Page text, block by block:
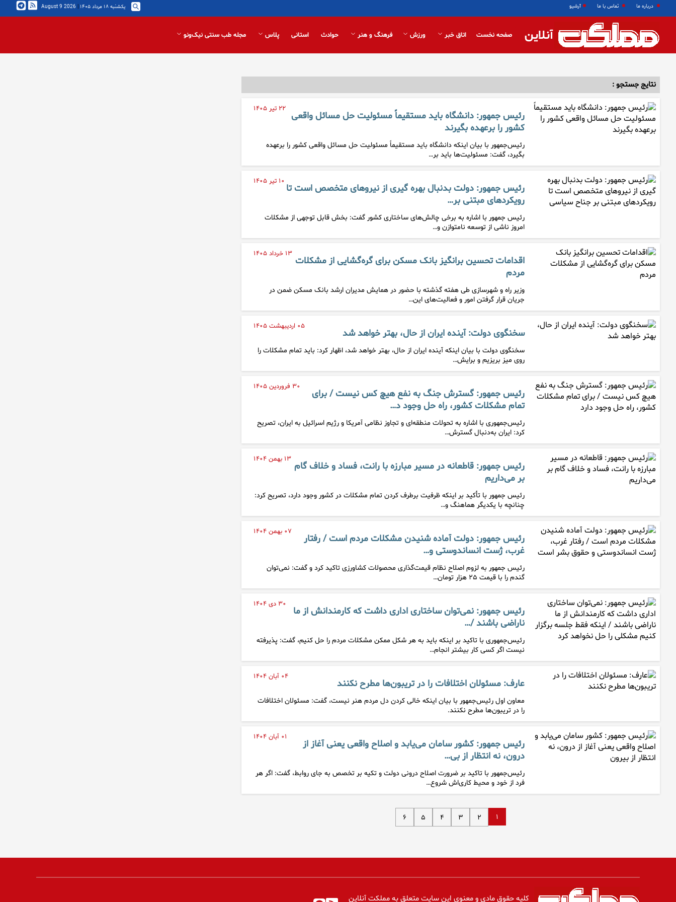
درباره ما تماس با ما آرشیو یکشنبه ۱۸ مرداد ۱۴۰۵ |
2026 August 9
آنلاین صفحه نخست اتاق خبر ورزش فرهنگ و هنر حوادث استانی پلاس مجله طب سنتی نیک‌ونو
نتایج جستجو :
۲۲ تیر ۱۴۰۵
رئیس جمهور: دانشگاه باید مستقیماً مسئولیت حل مسائل واقعی
کشور را برعهده بگیرند
رئیس‌جمهور با بیان اینکه دانشگاه باید مستقیماً مسئولیت حل مسائل واقعی کشور را برعهده
بگیرد، گفت: مسئولیت‌ها باید بر…
۱۰ تیر ۱۴۰۵
رئیس جمهور: دولت بدنبال بهره گیری از نیروهای متخصص است تا
رویکردهای مبتنی بر…
رئیس جمهور با اشاره به برخی چالش‌های ساختاری کشور گفت: بخش قابل توجهی از مشکلات
امروز ناشی از توسعه نامتوازن و…
۱۳ خرداد ۱۴۰۵
اقدامات تحسین‌ برانگیز بانک مسکن برای گره‌گشایی از مشکلات
مردم
وزیر راه و شهرسازی طی هفته گذشته با حضور در همایش مدیران ارشد بانک مسکن ضمن در
جریان قرار گرفتن امور و فعالیت‌های این…
۰۵ اردیبهشت ۱۴۰۵
سخنگوی دولت: آینده ایران از حال، بهتر خواهد شد
سخنگوی دولت با بیان اینکه آینده ایران از حال، بهتر خواهد شد، اظهار کرد: باید تمام مشکلات را
روی میز بریزیم و برایش…
۳۰ فروردین ۱۴۰۵
رئیس جمهور: گسترش جنگ به نفع هیچ کس نیست / برای
تمام مشکلات کشور، راه حل وجود د…
رئیس‌جمهوری با اشاره به تحولات منطقه‌ای و تجاوز نظامی آمریکا و رژیم اسرائیل به ایران، تصریح
کرد: ایران به‌دنبال گسترش…
۱۳ بهمن ۱۴۰۴
رئیس جمهور: قاطعانه در مسیر مبارزه با رانت،‌ فساد و خلاف گام
بر می‌داریم
رئیس جمهور با تأکید بر اینکه ظرفیت برطرف کردن تمام مشکلات در کشور وجود دارد، تصریح کرد:
چنانچه با یکدیگر هماهنگ و…
۰۷ بهمن ۱۴۰۴
رئیس جمهور: دولت آماده شنیدن مشکلات مردم است / رفتار
غرب، ژست انساندوستی و…
رئیس جمهور به لزوم اصلاح نظام قیمت‌گذاری محصولات کشاورزی تاکید کرد و گفت: نمی‌توان
گندم را با قیمت ۲۵ هزار تومان…
۳۰ دی ۱۴۰۴
رئیس جمهور: نمی‌توان ساختاری اداری‌ داشت که کارمندانش از ما
ناراضی باشند /…
رئیس‌جمهوری با تاکید بر اینکه باید به هر شکل ممکن مشکلات مردم را حل کنیم، گفت: پذیرفته
نیست اگر کسی کار بیشتر انجام…
۰۴ آبان ۱۴۰۴
عارف: مسئولان اختلافات را در تریبون‌ها مطرح نکنند
معاون اول رئیس‌جمهور با بیان اینکه خالی کردن دل مردم هنر نیست، گفت: مسئولان اختلافات
را در تریبون‌ها مطرح نکنند.
۰۱ آبان ۱۴۰۴
رئیس جمهور: کشور سامان می‌یابد و اصلاح واقعی یعنی آغاز از
درون، نه انتظار از بی…
رئیس‌جمهور با تاکید بر ضرورت اصلاح درونی دولت و تکیه بر تخصص به جای روابط، گفت: اگر هر
فرد از خود و محیط کاری‌اش شروع…
۱ ۲ ۳ ۴ ۵ ۶
کلیه حقوق مادی و معنوی این سایت متعلق به مملکت آنلاین